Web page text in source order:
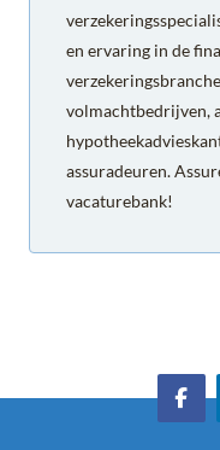
en ervaring in de
volmachtbedrijven,
assuradeuren.
vacaturebank!